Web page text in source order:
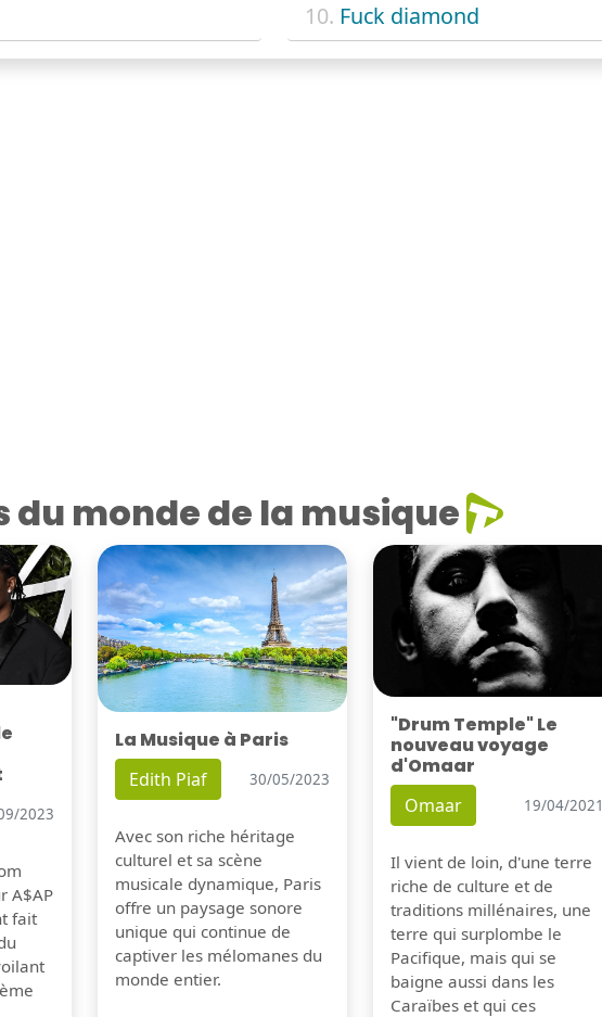
10. Fuck diamond
monde de la musique
2023
A$AP
fait
La Musique à Paris
Edith Piaf 30/05/2023
Avec son riche héritage
culturel et sa scène
musicale dynamique, Paris
offre un paysage sonore
unique qui continue de
captiver les mélomanes du
monde entier.
"Drum Temple" Le
nouveau voyage
d'Omaar
Omaar 19/04/2021
Il vient de loin, d'une terre
riche de culture et de
traditions millénaires, une
terre qui surplombe le
Pacifique, mais qui se
baigne aussi dans les
Caraïbes et qui ces